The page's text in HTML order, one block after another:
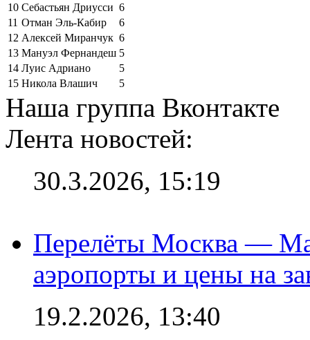
10 Себастьян Дриусси 6
11 Отман Эль-Кабир
6
12 Алексей Миранчук 6
13 Мануэл Фернандеш 5
14 Луис Адриано
5
15 Никола Влашич 5
Наша группа Вконтакте
Лента новостей:
30.3.2026, 15:19
Перелёты Москва —
аэропорты и цены на
19.2.2026, 13:40